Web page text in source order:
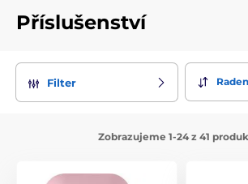
Příslušenství
Filter
Zobrazujeme 1-24 z 41